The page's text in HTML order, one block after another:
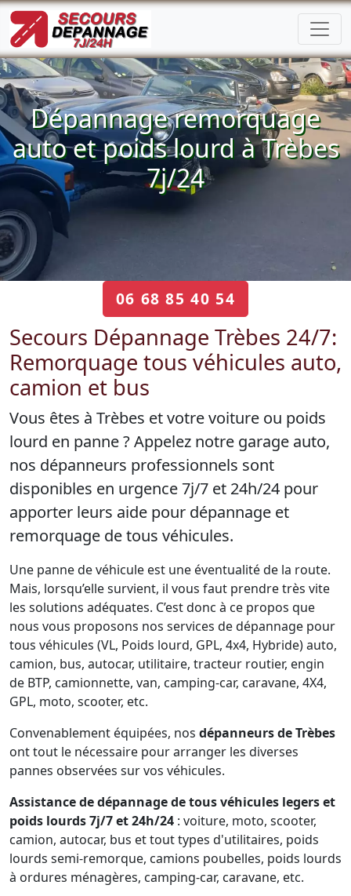
Dépannage remorquage
auto et poids lourd à Trèbes
7j/24
06 68 85 40 54
Secours Dépannage Trèbes 24/7:
Remorquage tous véhicules auto,
camion et bus
Vous êtes à Trèbes et votre voiture ou poids
lourd en panne ? Appelez notre garage auto,
nos dépanneurs professionnels sont
disponibles en urgence 7j/7 et 24h/24 pour
apporter leurs aide pour dépannage et
remorquage de tous véhicules.
Une panne de véhicule est une éventualité de la route.
Mais, lorsqu’elle survient, il vous faut prendre très vite
les solutions adéquates. C’est donc à ce propos que
nous vous proposons nos services de dépannage pour
tous véhicules (VL, Poids lourd, GPL, 4x4, Hybride) auto,
camion, bus, autocar, utilitaire, tracteur routier, engin
de BTP, camionnette, van, camping-car, caravane, 4X4,
GPL, moto, scooter, etc.
Convenablement équipées, nos dépanneurs de Trèbes
ont tout le nécessaire pour arranger les diverses
pannes observées sur vos véhicules.
Assistance de dépannage de tous véhicules legers et
poids lourds 7j/7 et 24h/24 : voiture, moto, scooter,
camion, autocar, bus et tout types d'utilitaires, poids
lourds semi-remorque, camions poubelles, poids lourds
à ordures ménagères, camping-car, caravane, etc.